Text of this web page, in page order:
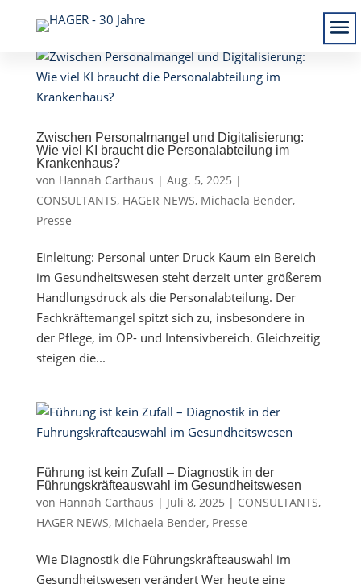
Zwischen Personalmangel und Digitalisierung:
Wie viel KI braucht die Personalabteilung im
Krankenhaus?
von Hannah Carthaus | Aug. 5, 2025 |
CONSULTANTS, HAGER NEWS, Michaela Bender,
Presse
Einleitung: Personal unter Druck Kaum ein Bereich
im Gesundheitswesen steht derzeit unter größerem
Handlungsdruck als die Personalabteilung. Der
Fachkräftemangel spitzt sich zu, insbesondere in
der Pflege, im OP- und Intensivbereich. Gleichzeitig
steigen die...
Führung ist kein Zufall – Diagnostik in der
Führungskräfteauswahl im Gesundheitswesen
von Hannah Carthaus | Juli 8, 2025 | CONSULTANTS,
HAGER NEWS, Michaela Bender, Presse
Wie Diagnostik die Führungskräfteauswahl im
Gesundheitswesen verändert Wer heute eine